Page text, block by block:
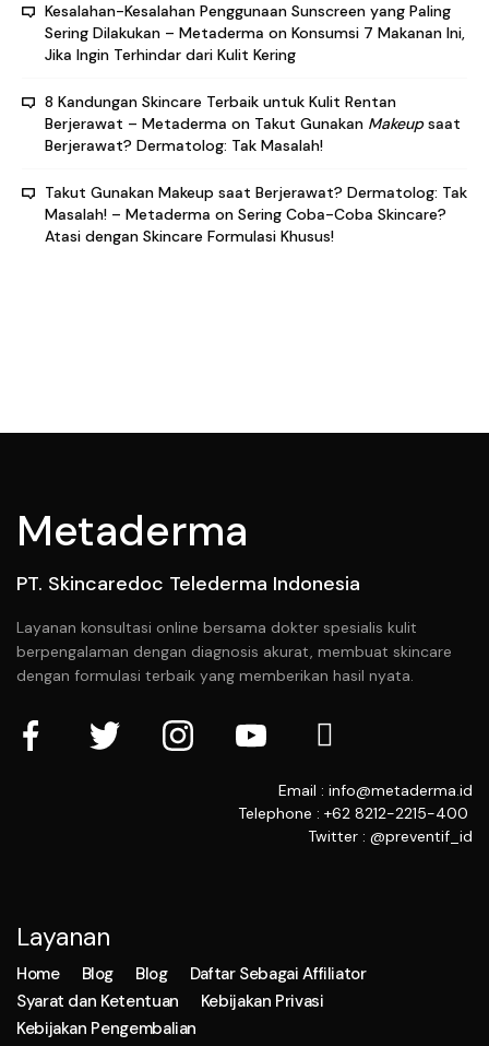
Kesalahan-Kesalahan Penggunaan Sunscreen yang Paling
Sering Dilakukan – Metaderma on Konsumsi 7 Makanan Ini,
Jika Ingin Terhindar dari Kulit Kering
8 Kandungan Skincare Terbaik untuk Kulit Rentan
Berjerawat – Metaderma on Takut Gunakan Makeupsaat
Berjerawat? Dermatolog: Tak Masalah!
Takut Gunakan Makeup saat Berjerawat? Dermatolog: Tak
Masalah! – Metaderma on Sering Coba-Coba Skincare?
Atasi dengan Skincare Formulasi Khusus!
Metaderma
PT. Skincaredoc Telederma Indonesia
Layanan konsultasi online bersama dokter spesialis kulit
berpengalaman dengan diagnosis akurat, membuat skincare
dengan formulasi terbaik yang memberikan hasil nyata.
Email : info@metaderma.id
Telephone : +62 8212-2215-400
Twitter : @preventif_id
Layanan
Home Blog Blog
Daftar Sebagai Affiliator
Syarat dan Ketentuan
Kebijakan Privasi
Kebijakan Pengembalian